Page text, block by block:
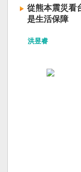
從熊本震災看
是生活保障
洪昱睿